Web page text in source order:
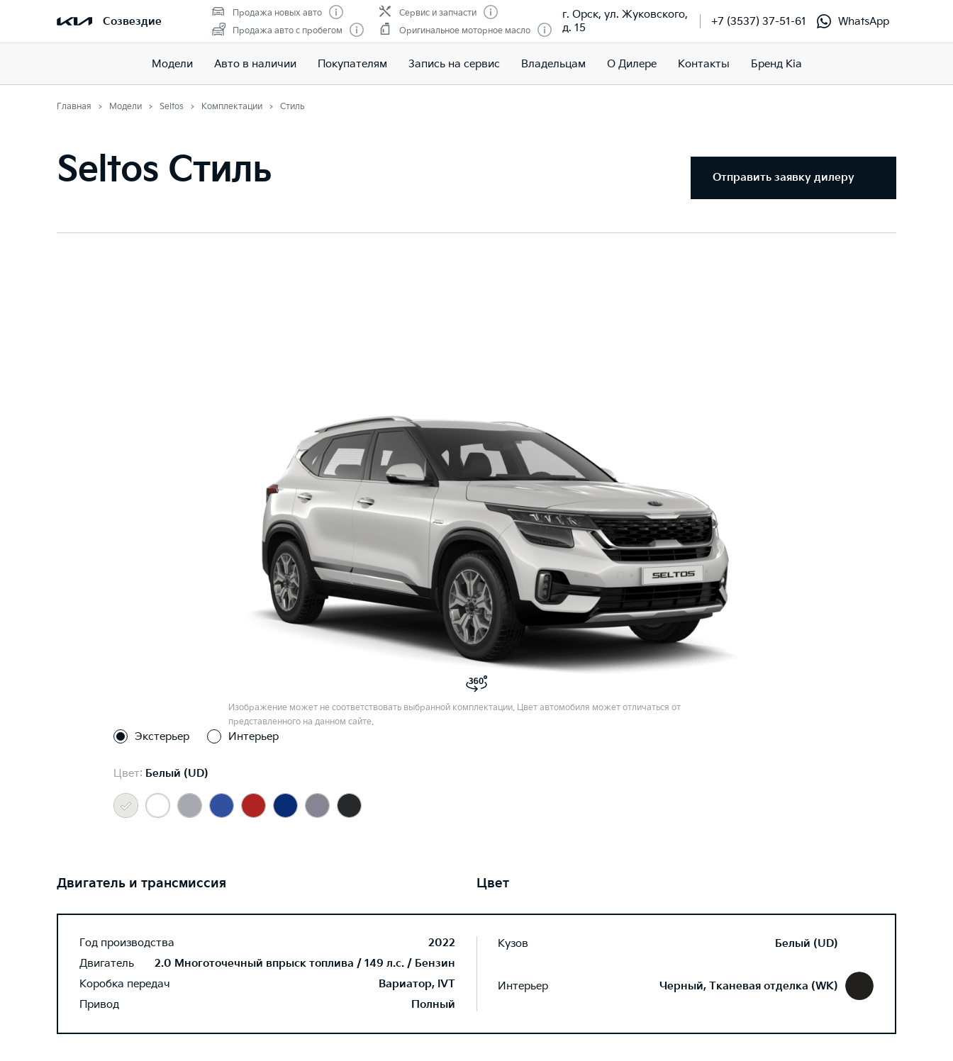
Созвездие
Продажа новых авто
Продажа авто с пробегом
Сервис и запчасти
Оригинальное моторное масло
г. Орск, ул. Жуковского,
д. 15
+7 (3537) 37-51-61 WhatsApp
Модели Авто в наличии Покупателям Запись на сервис Владельцам О Дилере Контакты Бренд Kia
Главная Модели Seltos Комплектации Стиль
Seltos Стиль Отправить заявку дилеру
Изображение может не соответствовать выбранной комплектации. Цвет автомобиля может отличаться от
представленного на данном сайте.
Экстерьер Интерьер
Цвет: Белый (UD)
Двигатель и трансмиссия
Год производства
2022
Двигатель
2.0 Многоточечный впрыск топлива / 149 л.с. / Бензин
Коробка передач
Вариатор, IVT
Привод
Полный
Цвет
Кузов Белый (UD)
Интерьер Черный, Тканевая отделка (WK)